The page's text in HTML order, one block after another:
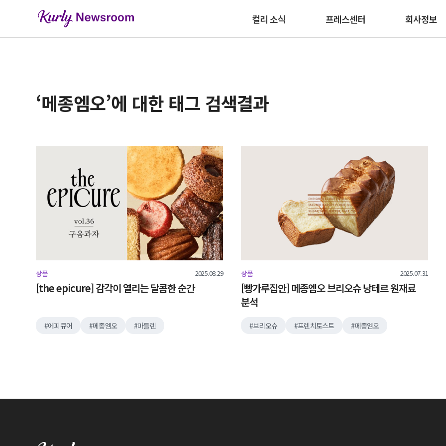
컬리 소식 프레스센터 회사정보
‘메종엠오’에 대한 태그 검색결과
상품 2025.08.29
[the epicure] 감각이 열리는 달콤한 순간
에피큐어 메종엠오 마들렌
상품 2025.07.31
[빵가루집안] 메종엠오 브리오슈 낭테르 원재료
분석
브리오슈 프렌치토스트 메종엠오